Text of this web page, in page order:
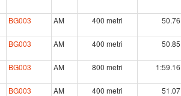
BG003 AM 400 metri 50.76
BG003 AM 400 metri 50.85
BG003 AM 800 metri 1:59.16
BG003 AM 400 metri 51.07